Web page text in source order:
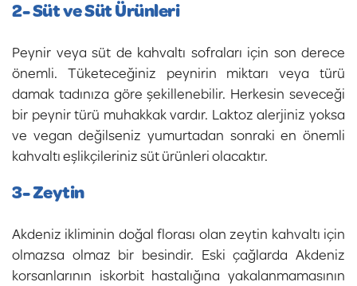
2- Süt ve Süt Ürünleri
Peynir veya süt de kahvaltı sofraları için son derece
önemli. Tüketeceğiniz peynirin miktarı veya türü
damak tadınıza göre şekillenebilir. Herkesin seveceği
bir peynir türü muhakkak vardır. Laktoz alerjiniz yoksa
ve vegan değilseniz yumurtadan sonraki en önemli
kahvaltı eşlikçileriniz süt ürünleri olacaktır.
3- Zeytin
Akdeniz ikliminin doğal florası olan zeytin kahvaltı için
olmazsa olmaz bir besindir. Eski çağlarda Akdeniz
korsanlarının iskorbit hastalığına yakalanmamasının